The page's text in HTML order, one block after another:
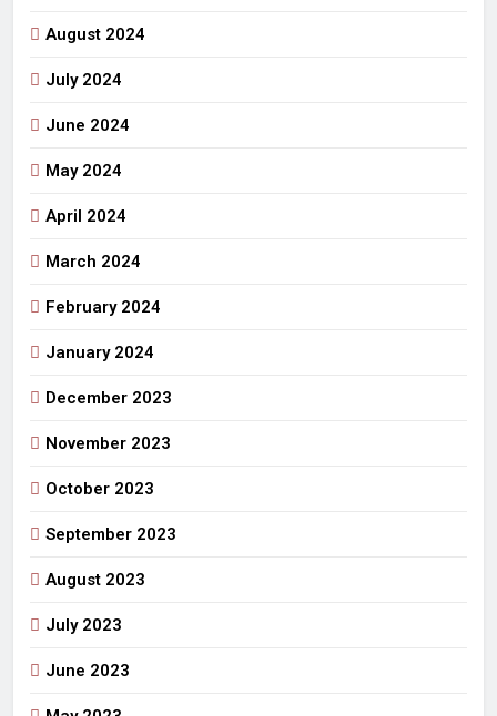
August 2024
July 2024
June 2024
May 2024
April 2024
March 2024
February 2024
January 2024
December 2023
November 2023
October 2023
September 2023
August 2023
July 2023
June 2023